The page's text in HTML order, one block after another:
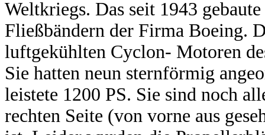
Weltkriegs. Das seit 1943
Fließbändern der Firma Boeing.
luftgekühlten Cyclon- Motoren
Sie hatten neun sternförmig
leistete 1200 PS. Sie sind noch
rechten Seite (von vorne aus